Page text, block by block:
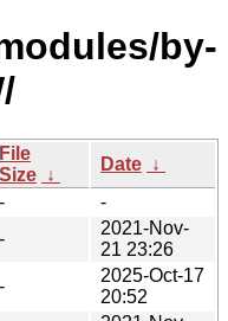
by-
File
Size ↓
Date ↓
-
-
-
2021-Nov-
21 23:26
-
2025-Oct-17
20:52